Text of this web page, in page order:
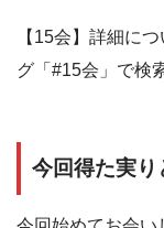
【15会】詳細に
グ「#15会」で検
今回得た実り